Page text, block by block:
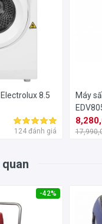
8.5
124 đánh giá
Máy
-42%